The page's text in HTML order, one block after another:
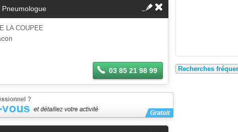
Pneumologue
LA COUPEE
03 85 21 98 99